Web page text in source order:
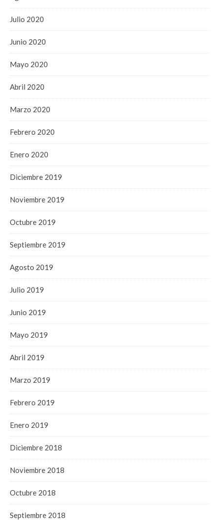
Julio 2020
Junio 2020
Mayo 2020
Abril 2020
Marzo 2020
Febrero 2020
Enero 2020
Diciembre 2019
Noviembre 2019
Octubre 2019
Septiembre 2019
Agosto 2019
Julio 2019
Junio 2019
Mayo 2019
Abril 2019
Marzo 2019
Febrero 2019
Enero 2019
Diciembre 2018
Noviembre 2018
Octubre 2018
Septiembre 2018